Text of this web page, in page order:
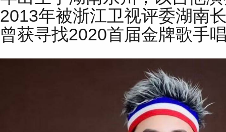
2013年被浙江卫视评委湖南
曾获寻找2020首届金牌歌手